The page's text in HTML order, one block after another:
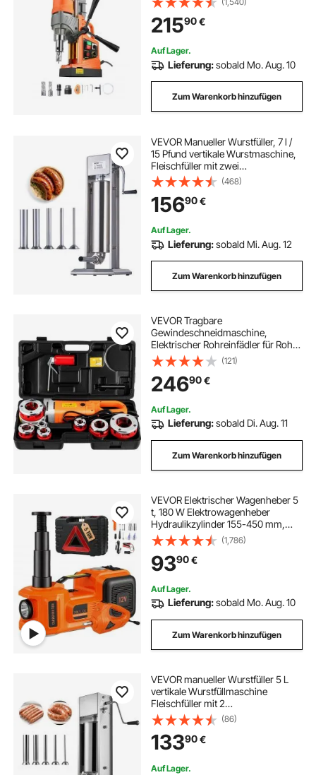
Magnetbohrmaschine mit 2
Kernbohrern, variabler
Geschwindigkeit, Bohrmaschine für
Metalloberflächen
21590€
Auf Lager.
Lieferung:sobald Mo. Aug. 10
Zum Warenkorb hinzufügen
VEVOR Manueller Wurstfüller, 7 l /
15 Pfund vertikale Wurstmaschine,
Fleischfüller mit zwei
Geschwindigkeiten, aus
lebensmittelechtem 304 Edelstahl,
inkl. 5 Füllrohren, für Zuhause,
Küche, Restaurant, Gewerbe
(468)
15690€
Auf Lager.
Lieferung:sobald Mi. Aug. 12
Zum Warenkorb hinzufügen
VEVOR Tragbare
Gewindeschneidmaschine,
Elektrischer Rohreinfädler für Rohre
mit Tragetasche, 6 Matrizen, 2300
W 220 V Elektro-
Gewindeschneidmaschine(EU
PLUG 220V)
(121)
24690€
Auf Lager.
Lieferung:sobald Di. Aug. 11
Zum Warenkorb hinzufügen
VEVOR Elektrischer Wagenheber 5
t, 180 W Elektrowagenheber
Hydraulikzylinder 155-450 mm,
Hydraulik-Handpumpe
Wagenheber mit Schlagschrauber
Werkzeugkasten Netzkabel für
Autos SUVs
(1,786)
9390€
Auf Lager.
Lieferung:sobald Mo. Aug. 10
Zum Warenkorb hinzufügen
VEVOR manueller Wurstfüller 5 L
vertikale Wurstfüllmaschine
Fleischfüller mit 2
Geschwindigkeiten (schnell /
langsam), Hochleistungsfüller aus
Edelstahl mit 5 Wurstfüllrohren,
Fleischfüllen
(86)
13390€
Auf Lager.